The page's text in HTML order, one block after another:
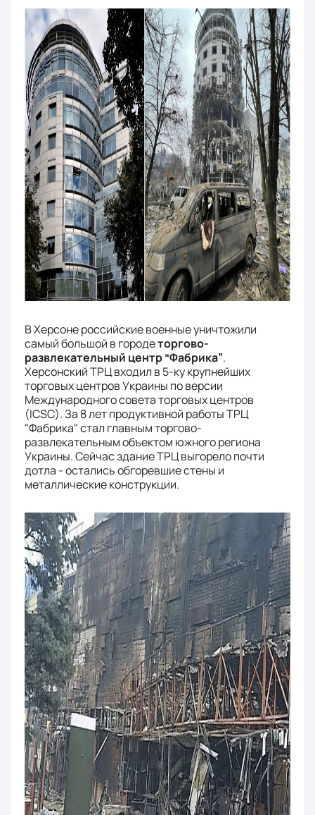
В Херсоне российские военные уничтожили
самый большой в городеторгово-
развлекательный центр “Фабрика”.
Херсонский ТРЦ входил в 5-ку крупнейших
торговых центров Украины по версии
Международного совета торговых центров
(ICSC). За 8 лет продуктивной работы ТРЦ
"Фабрика" стал главным торгово-
развлекательным объектом южного региона
Украины. Сейчас здание ТРЦ выгорело почти
дотла - остались обгоревшие стены и
металлические конструкции.